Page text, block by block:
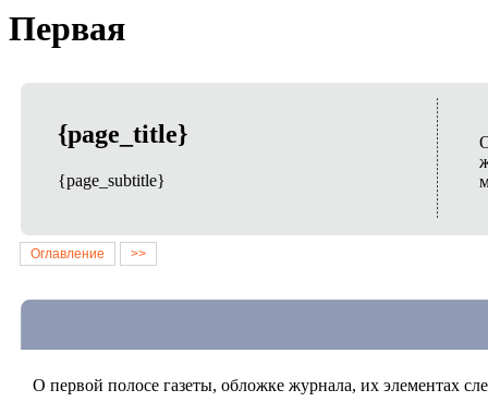
Первая
{page_title}
{page_subtitle}
О первой полосе газеты, обложке журнала, их элементах